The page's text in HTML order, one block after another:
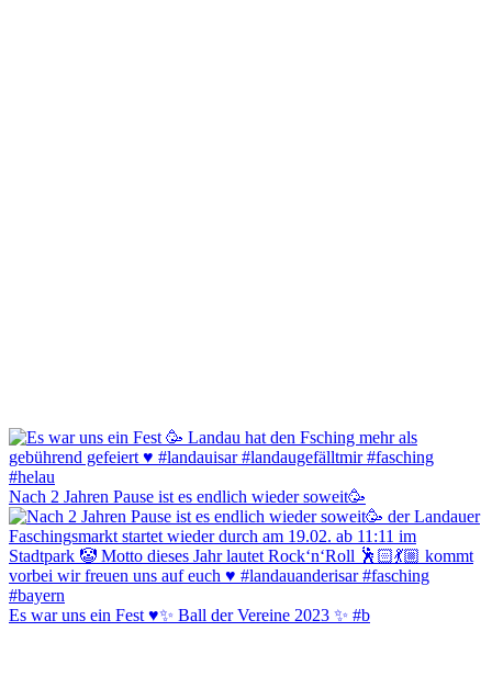
Nach 2 Jahren Pause ist es endlich wieder soweit🥳
Es war uns ein Fest ♥️✨ Ball der Vereine 2023 ✨ #b